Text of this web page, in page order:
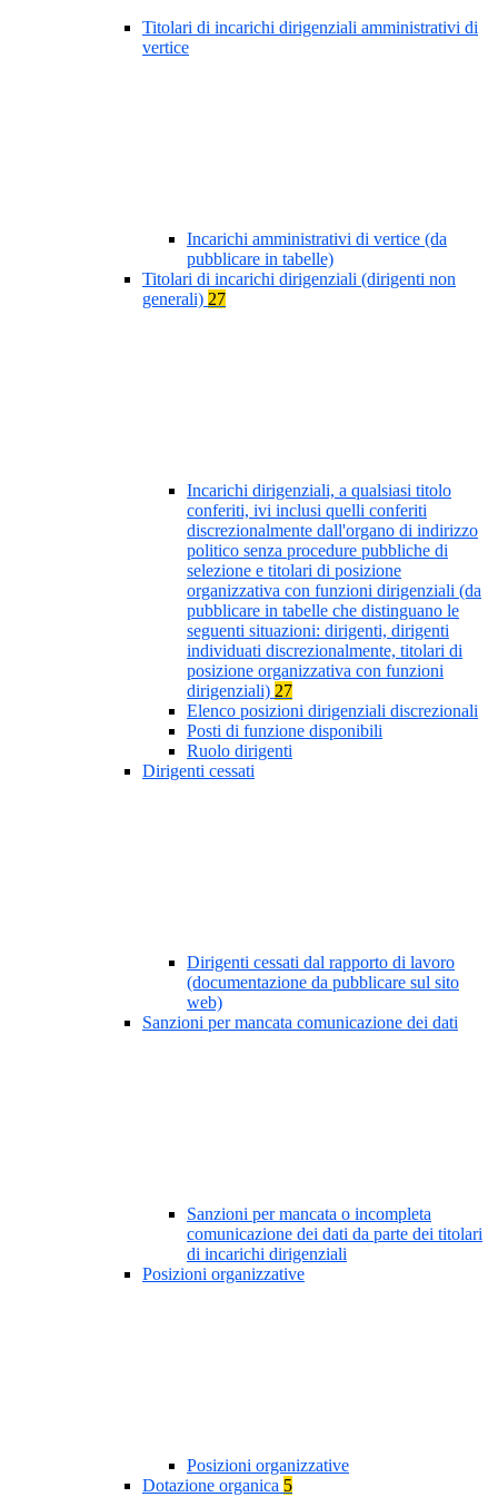
Titolari di incarichi dirigenziali amministrativi di
vertice
Incarichi amministrativi di vertice (da
pubblicare in tabelle)
Titolari di incarichi dirigenziali (dirigenti non
generali) 27
Incarichi dirigenziali, a qualsiasi titolo
conferiti, ivi inclusi quelli conferiti
discrezionalmente dall'organo di indirizzo
politico senza procedure pubbliche di
selezione e titolari di posizione
organizzativa con funzioni dirigenziali (da
pubblicare in tabelle che distinguano le
seguenti situazioni: dirigenti, dirigenti
individuati discrezionalmente, titolari di
posizione organizzativa con funzioni
dirigenziali) 27
Elenco posizioni dirigenziali discrezionali
Posti di funzione disponibili
Ruolo dirigenti
Dirigenti cessati
Dirigenti cessati dal rapporto di lavoro
(documentazione da pubblicare sul sito
web)
Sanzioni per mancata comunicazione dei dati
Sanzioni per mancata o incompleta
comunicazione dei dati da parte dei titolari
di incarichi dirigenziali
Posizioni organizzative
Posizioni organizzative
Dotazione organica 5